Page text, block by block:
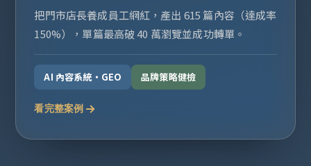
把門市店長養成員工網紅，產出 615 篇內容（達成率
150%），單篇最高破 40 萬瀏覽並成功轉單。
AI 內容系統・GEO 品牌策略健檢
看完整案例